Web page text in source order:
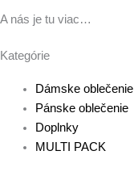
A nás je tu viac…
Kategórie
Dámske oblečenie
Pánske oblečenie
Doplnky
MULTI PACK